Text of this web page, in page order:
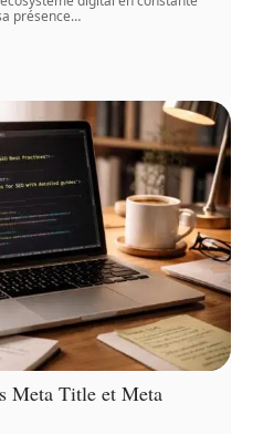
présence…
Meta Title et Meta